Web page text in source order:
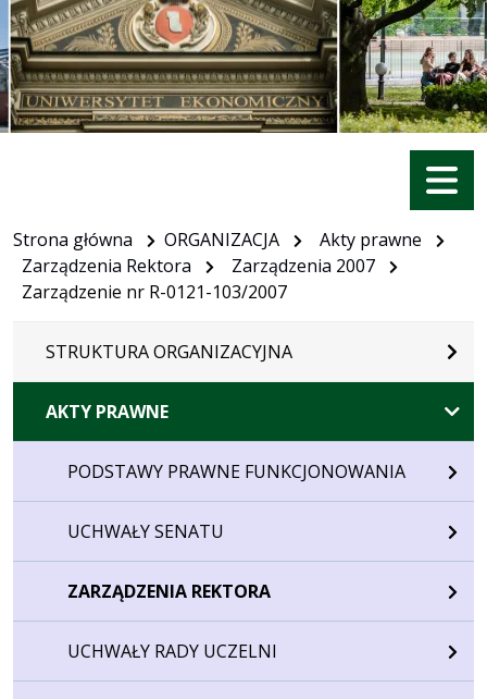
Menu
Strona główna ORGANIZACJA
Akty prawne
Zarządzenia Rektora
Zarządzenia 2007
Zarządzenie nr R-0121-103/2007
STRUKTURA ORGANIZACYJNA
AKTY PRAWNE
PODSTAWY PRAWNE FUNKCJONOWANIA
UCHWAŁY SENATU
ZARZĄDZENIA REKTORA
UCHWAŁY RADY UCZELNI